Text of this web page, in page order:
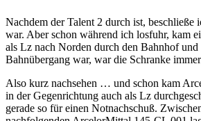
Kesselwagen
Nachdem der Talent 2 durch ist, beschließe
war. Aber schon während ich losfuhr, kam
als Lz nach Norden durch den Bahnhof und
Bahnübergang war, war die Schranke
Also kurz nachsehen … und schon kam
in der Gegenrichtung auch als Lz
gerade so für einen Notnachschuß.